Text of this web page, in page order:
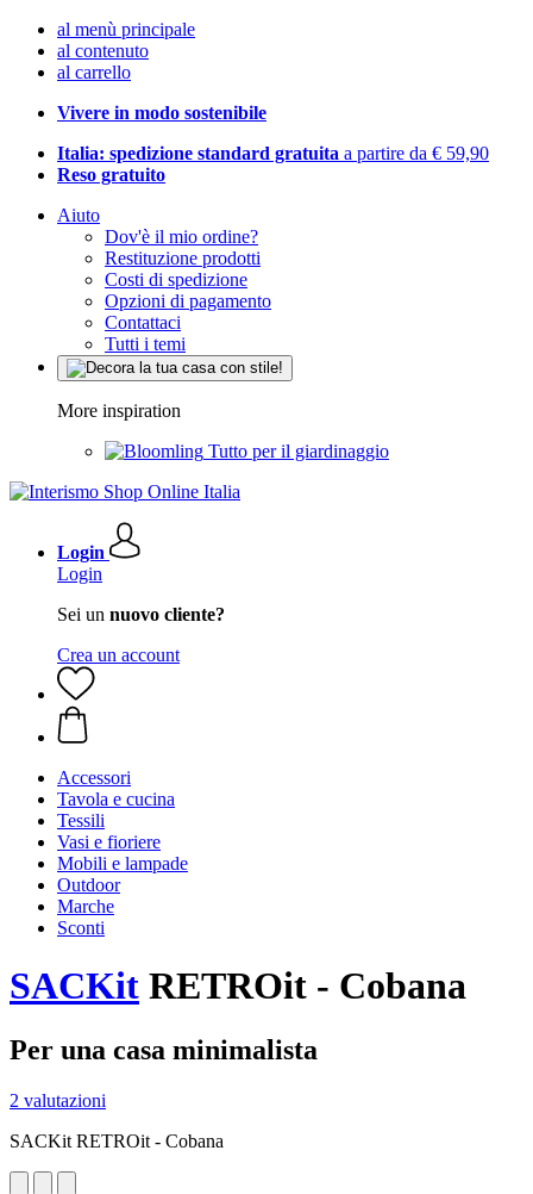
al menù principale
al contenuto
al carrello
Vivere in modo sostenibile
Italia: spedizione standard gratuita a partire da € 59,90
Reso gratuito
Aiuto
Dov'è il mio ordine?
Restituzione prodotti
Costi di spedizione
Opzioni di pagamento
Contattaci
Tutti i temi
More inspiration
Tutto per il giardinaggio
Login
Login
Sei un nuovo cliente?
Crea un account
Accessori
Tavola e cucina
Tessili
Vasi e fioriere
Mobili e lampade
Outdoor
Marche
Sconti
SACKit RETROit - Cobana
Per una casa minimalista
2 valutazioni
SACKit RETROit - Cobana